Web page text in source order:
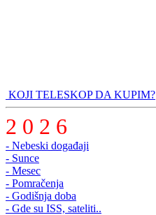
KOJI TELESKOP DA KUPIM?
2 0 2 6
- Nebeski događaji
- Sunce
- Mesec
- Pomračenja
- Godišnja doba
- Gde su ISS, sateliti..